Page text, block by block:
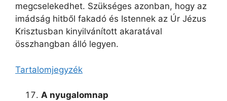
megcselekedhet. Szükséges azonban, hogy az
imádság hitből fakadó és Istennek az Úr Jézus
Krisztusban kinyilvánított akaratával
összhangban álló legyen.
Tartalomjegyzék
A nyugalomnap